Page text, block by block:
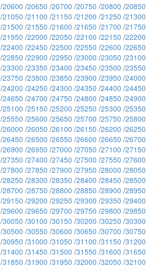
/20600 /20650 /20700 /20750 /20800 /20850
/21050 /21100 /21150 /21200 /21250 /21300
/21500 /21550 /21600 /21650 /21700 /21750
/21950 /22000 /22050 /22100 /22150 /22200
/22400 /22450 /22500 /22550 /22600 /22650
/22850 /22900 /22950 /23000 /23050 /23100
/23300 /23350 /23400 /23450 /23500 /23550
/23750 /23800 /23850 /23900 /23950 /24000
/24200 /24250 /24300 /24350 /24400 /24450
/24650 /24700 /24750 /24800 /24850 /24900
/25100 /25150 /25200 /25250 /25300 /25350
/25550 /25600 /25650 /25700 /25750 /25800
/26000 /26050 /26100 /26150 /26200 /26250
/26450 /26500 /26550 /26600 /26650 /26700
/26900 /26950 /27000 /27050 /27100 /27150
/27350 /27400 /27450 /27500 /27550 /27600
/27800 /27850 /27900 /27950 /28000 /28050
/28250 /28300 /28350 /28400 /28450 /28500
/28700 /28750 /28800 /28850 /28900 /28950
/29150 /29200 /29250 /29300 /29350 /29400
/29600 /29650 /29700 /29750 /29800 /29850
/30050 /30100 /30150 /30200 /30250 /30300
/30500 /30550 /30600 /30650 /30700 /30750
/30950 /31000 /31050 /31100 /31150 /31200
/31400 /31450 /31500 /31550 /31600 /31650
/31850 /31900 /31950 /32000 /32050 /32100